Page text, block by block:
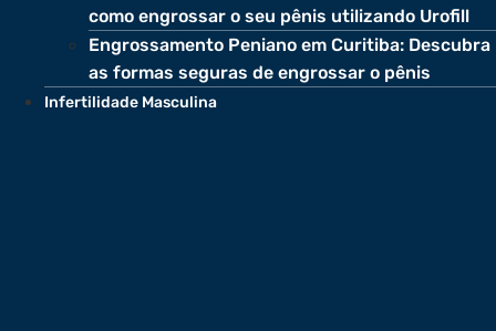
como engrossar o seu pênis utilizando Urofill
Engrossamento Peniano em Curitiba: Descubra
as formas seguras de engrossar o pênis
Infertilidade Masculina